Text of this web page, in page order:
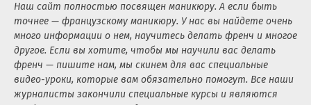
Наш сайт полностью посвящен маникюру. А если быть
точнее — французскому маникюру. У нас вы найдете очень
много информации о нем, научитесь делать френч и многое
другое. Если вы хотите, чтобы мы научили вас делать
френч — пишите нам, мы скинем для вас специальные
видео-уроки, которые вам обязательно помогут. Все наши
журналисты закончили специальные курсы и являются